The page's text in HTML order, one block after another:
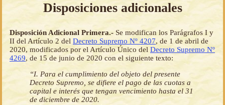
Disposiciones adicionales
Disposición Adicional Primera.- Se modifican los Parágrafos I y
II del Artículo 2 del Decreto Supremo Nº 4207, de 1 de abril de
2020, modificados por el Artículo Único del Decreto Supremo Nº
4269, de 15 de junio de 2020 con el siguiente texto:
“I. Para el cumplimiento del objeto del presente
Decreto Supremo, se difiere el pago de las cuotas a
capital e interés que tengan vencimiento hasta el 31
de diciembre de 2020.